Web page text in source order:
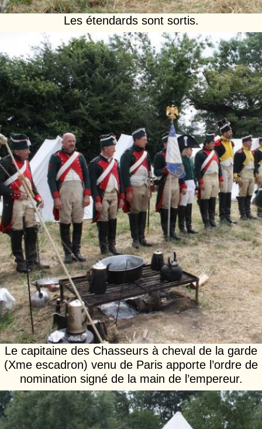
Les étendards sont sortis.
Le capitaine des Chasseurs à cheval de la garde
(Xme escadron) venu de Paris apporte l’ordre de
nomination signé de la main de l’empereur.